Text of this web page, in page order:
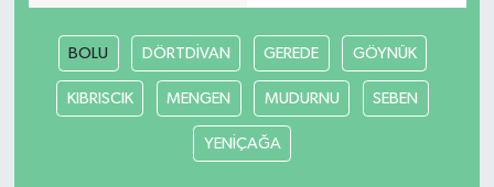
BOLU DÖRTDİVAN GEREDE GÖYNÜK
KIBRISCIK MENGEN MUDURNU SEBEN
YENİÇAĞA